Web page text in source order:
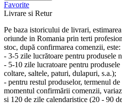
Favorite
Livrare si Retur
Pe baza istoricului de livrari,
oriunde in Romania prin terti
stoc, după confirmarea comenzii, este:
- 3-5 zile lucrătoare pentru produsele
- 5-10 zile lucratoare pentru
coltare, saltele, paturi, dulapuri, s.a.);
- pentru restul produselor, termenul
momentul confirmării comenzii,
si 120 de zile calendaristice (20 - 90